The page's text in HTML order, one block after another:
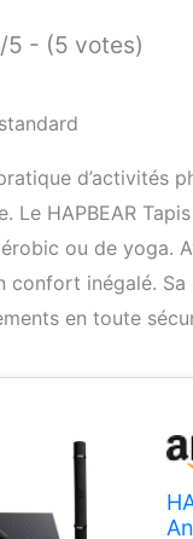
5 - (5 votes)
d’activités
Le HAPBEAR
ou de yoga.
confort inégalé.
en toute